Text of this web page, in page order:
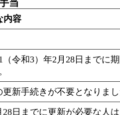
当
内容
令和3）年2月28日までに
新手続きが不要となりまし
日までに更新が必要な人